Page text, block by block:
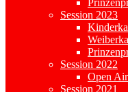
Session 2023
Session 2022
Open
Session 2021